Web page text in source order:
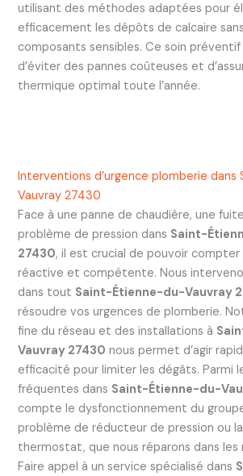
utilisant des méthodes adaptées pour
efficacement les dépôts de calcaire
composants sensibles. Ce soin
d’éviter des pannes coûteuses et
thermique optimal toute l’année.
Interventions d’urgence plomberie
Vauvray 27430
Face à une panne de chaudière, une
problème de pression dans Saint-
27430, il est crucial de pouvoir compter
réactive et compétente. Nous
dans tout Saint-Étienne-du-Vauvray
résoudre vos urgences de plomberie.
fine du réseau et des installations à
Vauvray 27430 nous permet d’agir
efficacité pour limiter les dégâts. Parmi
fréquentes dans Saint-Étienne-du-
compte le dysfonctionnement du
problème de réducteur de pression ou
thermostat, que nous réparons dans les
Faire appel à un service spécialisé dans